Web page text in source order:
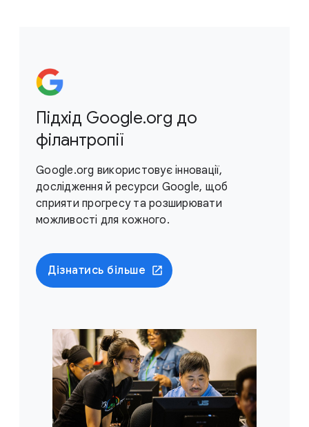
Підхід Google.org до
філантропії
Google.org використовує інновації,
дослідження й ресурси Google, щоб
сприяти прогресу та розширювати
можливості для кожного.
Дізнатись більше